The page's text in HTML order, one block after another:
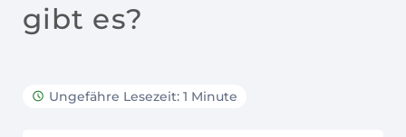
gibt es?
Ungefähre Lesezeit: 1 Minute